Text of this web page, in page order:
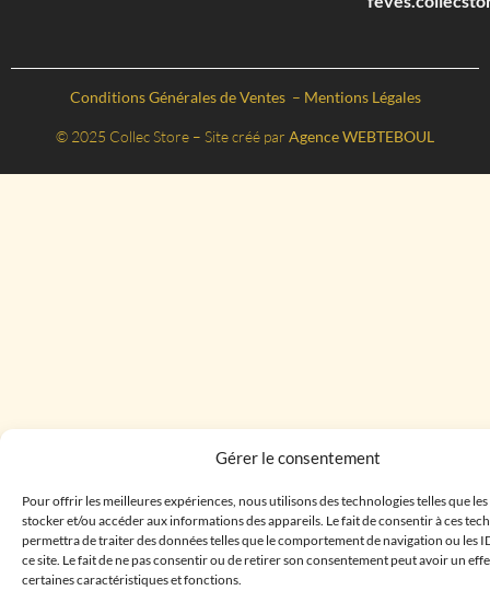
Gérer le consentement
Pour offrir les meilleures expériences, nous utilisons des technologies telles que
stocker et/ou accéder aux informations des appareils. Le fait de consentir à ces
permettra de traiter des données telles que le comportement de navigation ou les
ce site. Le fait de ne pas consentir ou de retirer son consentement peut avoir un
certaines caractéristiques et fonctions.
Conditions Générales de Ventes – Mentions Légales
© 2025 Collec Store – Site créé par Agence WEBTEBOUL